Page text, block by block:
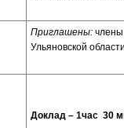
Приглашены: члены
Ульяновской
Доклад – 1час 30